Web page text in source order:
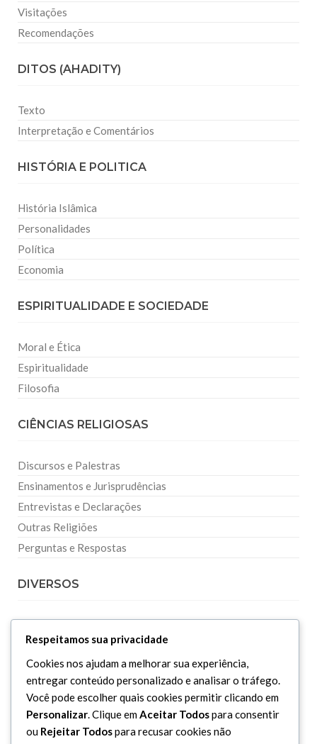
Visitações
Recomendações
DITOS (AHADITY)
Texto
Interpretação e Comentários
HISTÓRIA E POLITICA
História Islâmica
Personalidades
Política
Economia
ESPIRITUALIDADE E SOCIEDADE
Moral e Ética
Espiritualidade
Filosofia
CIÊNCIAS RELIGIOSAS
Discursos e Palestras
Ensinamentos e Jurisprudências
Entrevistas e Declarações
Outras Religiões
Perguntas e Respostas
DIVERSOS
Dicionário Islâmico
Downloads
Respeitamos sua privacidade
Cookies nos ajudam a melhorar sua experiência,
entregar conteúdo personalizado e analisar o tráfego.
Você pode escolher quais cookies permitir clicando em
Personalizar. Clique emAceitar Todospara consentir
ou Rejeitar Todospara recusar cookies não